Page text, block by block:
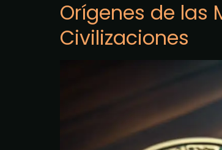
Orígenes de las
Civilizaciones